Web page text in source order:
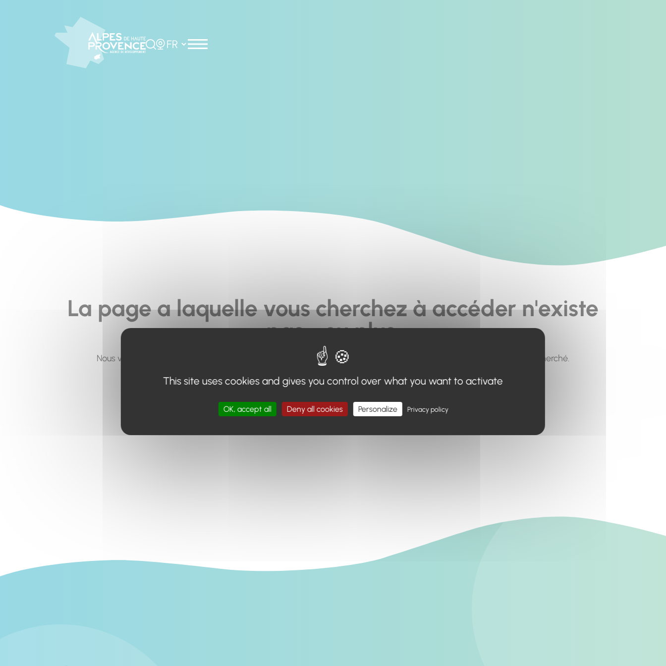
Rechercher
Choisir la langue
La page a laquelle vous cherchez à accéder n'existe
pas... ou plus.
Nous vous invitons à utiliser le moteur de recherche en haut de page, ou à utiliser le menu pour trouver le contenu recherché.
Retour à l'accueil
This site uses cookies and gives you control over what you want to activate
OK, accept all Deny all cookies Personalize Privacy policy